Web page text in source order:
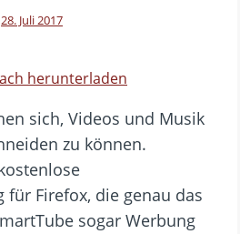
28. Juli 2017
herunterladen
sich, Videos und Musik
zu können.
Firefox, die genau das
sogar Werbung